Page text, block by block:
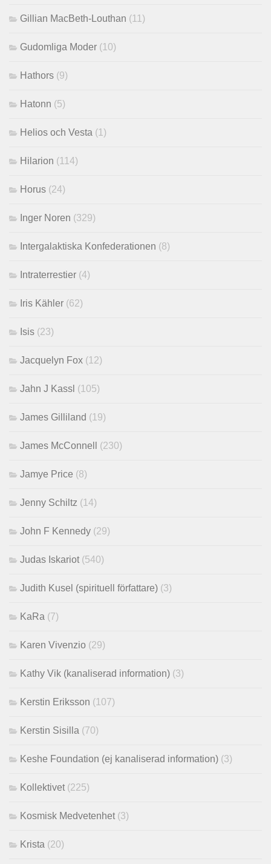
Gillian MacBeth-Louthan (11)
Gudomliga Moder (10)
Hathors (9)
Hatonn (5)
Helios och Vesta (1)
Hilarion (114)
Horus (24)
Inger Noren (329)
Intergalaktiska Konfederationen (8)
Intraterrestier (4)
Iris Kähler (62)
Isis (23)
Jacquelyn Fox (12)
Jahn J Kassl (105)
James Gilliland (19)
James McConnell (230)
Jamye Price (8)
Jenny Schiltz (14)
John F Kennedy (29)
Judas Iskariot (540)
Judith Kusel (spirituell författare) (3)
KaRa (7)
Karen Vivenzio (29)
Kathy Vik (kanaliserad information) (3)
Kerstin Eriksson (107)
Kerstin Sisilla (70)
Keshe Foundation (ej kanaliserad information) (3)
Kollektivet (225)
Kosmisk Medvetenhet (3)
Krista (20)